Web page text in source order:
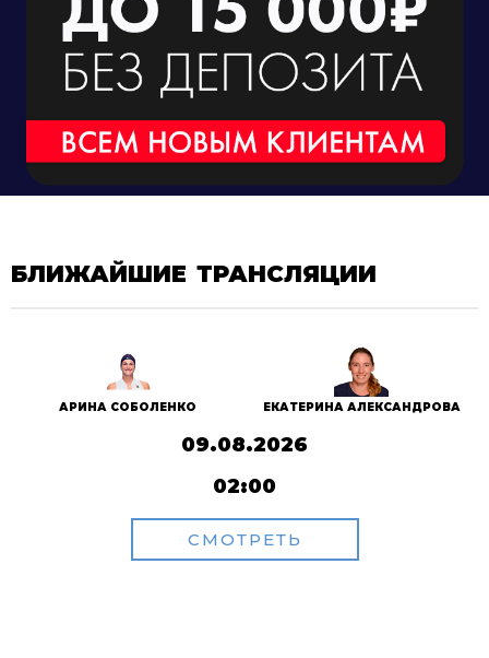
БЛИЖАЙШИЕ ТРАНСЛЯЦИИ
АРИНА СОБОЛЕНКО ЕКАТЕРИНА АЛЕКСАНДРОВА
09.08.2026
02:00
СМОТРЕТЬ